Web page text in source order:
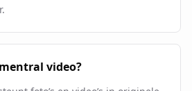
video?